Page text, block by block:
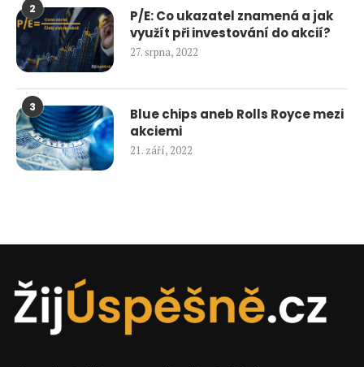
2
P/E: Co ukazatel znamená a jak
využít při investování do akcií?
27. srpna, 2022
3
Blue chips aneb Rolls Royce mezi
akciemi
21. září, 2022